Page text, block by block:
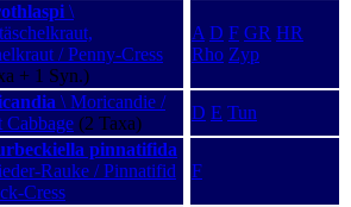
\
/ Penny-Cress
+ 1 Syn.)
A D F GR HR
Rho Zyp
\ Moricandie /
Cabbage (2 Taxa)
D E Tun
pinnatifida
Rauke / Pinnatifid
Cress
F